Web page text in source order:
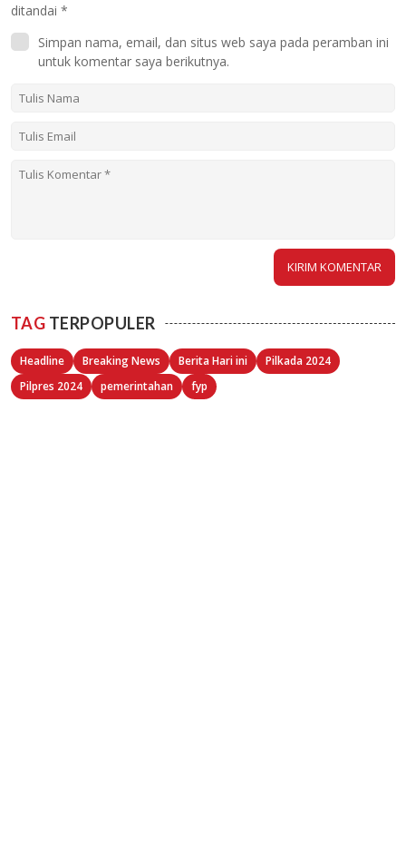
ditandai *
Simpan nama, email, dan situs web saya pada peramban ini
untuk komentar saya berikutnya.
TAG TERPOPULER
Headline Breaking News Berita Hari ini
Pilkada 2024
Pilpres 2024
pemerintahan fyp